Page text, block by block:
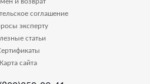
соглашение
эксперту
статьи
Карта сайта